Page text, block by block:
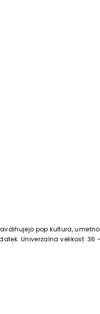
pop kultura,
Univerzalna velikost: 36